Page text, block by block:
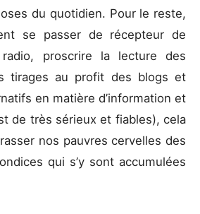
du quotidien. Pour le reste,
se passer de récepteur de
proscrire la lecture des
tirages au profit des blogs et
en matière d’information et
de très sérieux et fiables), cela
nos pauvres cervelles des
qui s’y sont accumulées